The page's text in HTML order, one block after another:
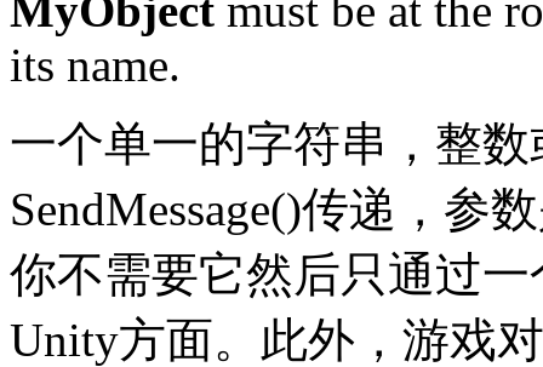
its name.
一个单一的字符串，整
SendMessage()传递，参
你不需要它然后只通过
Unity方面。此外，游戏